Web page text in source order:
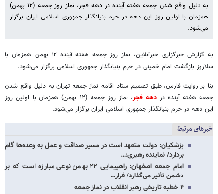
به دلیل واقع شدن جمعه هفته آینده در دهه فجر، نماز روز جمعه (۱۲ بهمن)
همزمان با اولین روز این دهه در حرم بنیانگذار جمهوری اسلامی ایران برگزار
می‌شود.
به گزارش خبرگزاری خبرآنلاین، نماز روز جمعه هفته آینده ۱۲ بهمن همزمان با
سلاروز بازگشت امام خمینی در حرم بنیانگذار جمهوری اسلامی برگزار می‌شود.
بنا بر روایت فارس، طبق تصمیم ستاد اقامه نماز جمعه تهران به دلیل واقع شدن
جمعه هفته آینده دردهه فجر
، نماز روز جمعه (۱۲ بهمن) همزمان با اولین روز
این دهه در حرم بنیانگذار جمهوری اسلامی ایران برگزار می‌شود.
خبرهای مرتبط
پزشکیان: دولت متعهد است در مسیر صداقت و عمل به وعده‌ها گام
بردارد/ نماینده رهبری:…
امام جمعه اصفهان: راهپیمایی ۲۲ بهمن نوعی مبارزه است که بر
دشمن تأثیر می‌گذارد/ فرار…
۴ خطبه تاریخی رهبر انقلاب در نماز جمعه